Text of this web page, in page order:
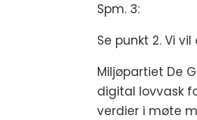
Spm. 3:
Se punkt 2. Vi
Miljøpartiet De
digital lovvask
verdier i møte